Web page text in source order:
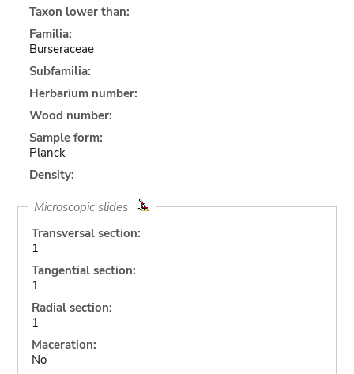
Taxon lower than:
Familia:
Burseraceae
Subfamilia:
Herbarium number:
Wood number:
Sample form:
Planck
Density:
Microscopic slides
Transversal section:
1
Tangential section:
1
Radial section:
1
Maceration:
No